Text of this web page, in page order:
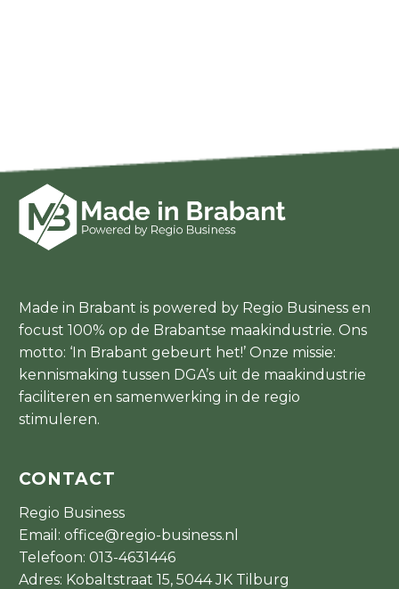
Made in Brabant is powered by Regio Business en
focust 100% op de Brabantse maakindustrie. Ons
motto: ‘In Brabant gebeurt het!’ Onze missie:
kennismaking tussen DGA’s uit de maakindustrie
faciliteren en samenwerking in de regio
stimuleren.
CONTACT
Regio Business
Email: office@regio-business.nl
Telefoon: 013-4631446
Adres: Kobaltstraat 15, 5044 JK Tilburg